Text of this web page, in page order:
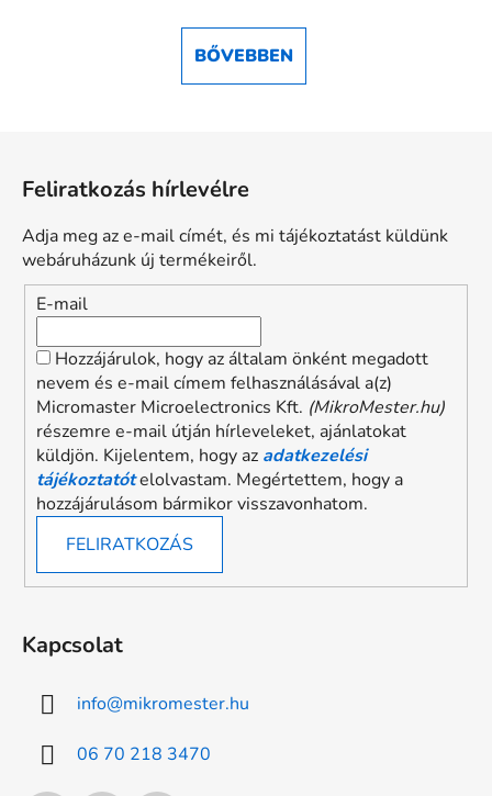
BŐVEBBEN
Feliratkozás hírlevélre
Adja meg az e-mail címét, és mi tájékoztatást küldünk
webáruházunk új termékeiről.
E-mail
Hozzájárulok, hogy az általam önként megadott
nevem és e-mail címem felhasználásával a(z)
Micromaster Microelectronics Kft. (MikroMester.hu)
részemre e-mail útján hírleveleket, ajánlatokat
küldjön. Kijelentem, hogy az adatkezelési
tájékoztatótelolvastam. Megértettem, hogy a
hozzájárulásom bármikor visszavonhatom.
FELIRATKOZÁS
Kapcsolat
info@mikromester.hu
06 70 218 3470